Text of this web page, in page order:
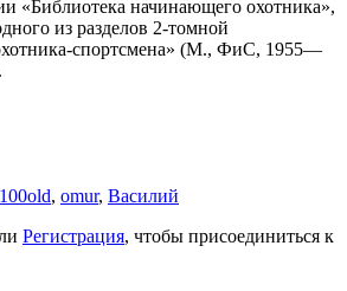
«Библиотека начинающего охотника»,
из разделов 2-томной
спортсмена» (М., ФиС, 1955—
, omur, Василий
Регистрация, чтобы присоединиться к